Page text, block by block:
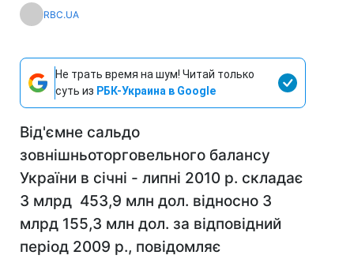
RBC.UA
Не трать время на шум! Читай только
суть из РБК-Украина в Google
Від'ємне сальдо
зовнішньоторговельного балансу
України в січні - липні 2010 р. складає
3 млрд 453,9 млн дол. відносно 3
млрд 155,3 млн дол. за відповідний
період 2009 р., повідомляє